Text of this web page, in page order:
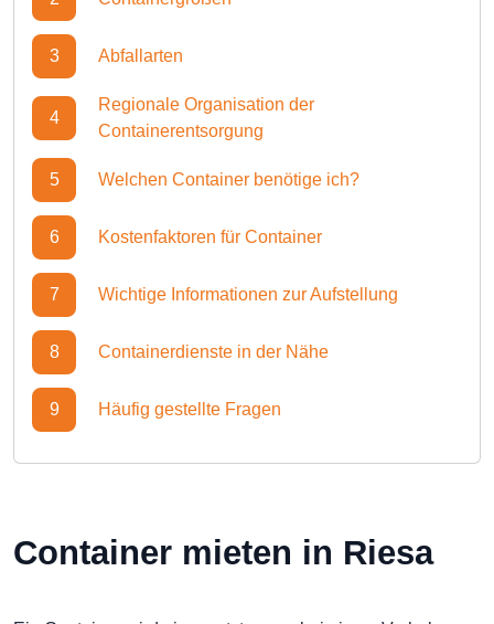
3 Abfallarten
4
Regionale Organisation der
Containerentsorgung
5 Welchen Container benötige ich?
6 Kostenfaktoren für Container
7 Wichtige Informationen zur Aufstellung
8 Containerdienste in der Nähe
9 Häufig gestellte Fragen
Container mieten in Riesa